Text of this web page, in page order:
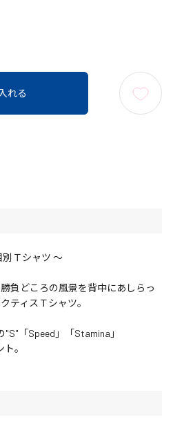
れる
Ｔシャツ ～
負どころの風景を背中にあしらっ
ティスＴシャツ。
「Speed」「Stamina」
。